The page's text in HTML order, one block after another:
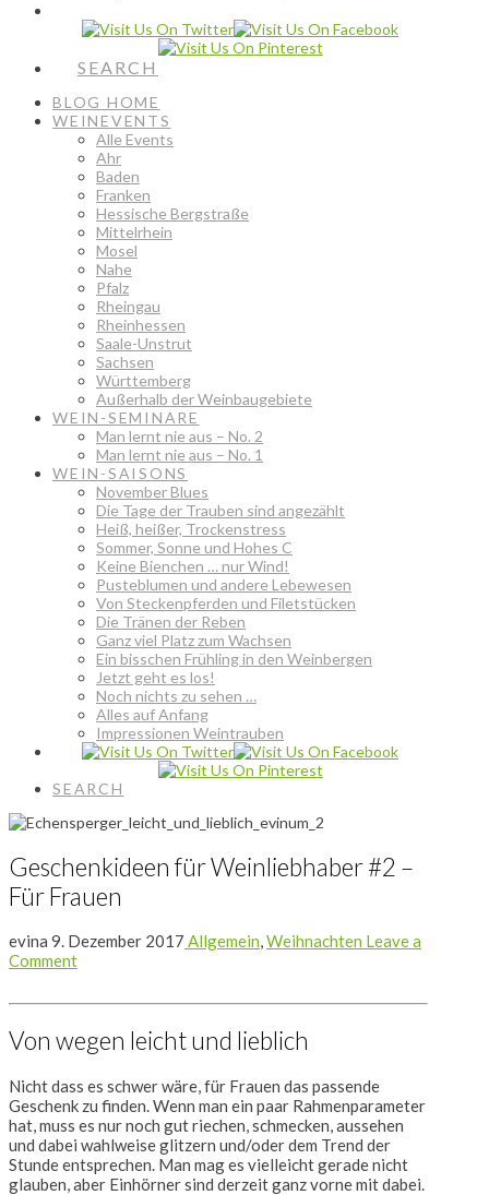
SEARCH
BLOG HOME
WEINEVENTS
Alle Events
Ahr
Baden
Franken
Hessische Bergstraße
Mittelrhein
Mosel
Nahe
Pfalz
Rheingau
Rheinhessen
Saale-Unstrut
Sachsen
Württemberg
Außerhalb der Weinbaugebiete
WEIN-SEMINARE
Man lernt nie aus – No. 2
Man lernt nie aus – No. 1
WEIN-SAISONS
November Blues
Die Tage der Trauben sind angezählt
Heiß, heißer, Trockenstress
Sommer, Sonne und Hohes C
Keine Bienchen … nur Wind!
Pusteblumen und andere Lebewesen
Von Steckenpferden und Filetstücken
Die Tränen der Reben
Ganz viel Platz zum Wachsen
Ein bisschen Frühling in den Weinbergen
Jetzt geht es los!
Noch nichts zu sehen …
Alles auf Anfang
Impressionen Weintrauben
SEARCH
Geschenkideen für Weinliebhaber #2 –
Für Frauen
evina 9. Dezember 2017 Allgemein,Weihnachten Leave a
Comment
Von wegen leicht und lieblich
Nicht dass es schwer wäre, für Frauen das passende
Geschenk zu finden. Wenn man ein paar Rahmenparameter
hat, muss es nur noch gut riechen, schmecken, aussehen
und dabei wahlweise glitzern und/oder dem Trend der
Stunde entsprechen. Man mag es vielleicht gerade nicht
glauben, aber Einhörner sind derzeit ganz vorne mit dabei.